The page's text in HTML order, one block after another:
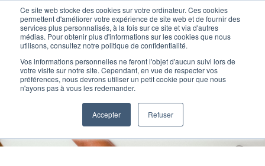
Ce site web stocke des cookies sur votre ordinateur. Ces cookies
permettent d'améliorer votre expérience de site web et de fournir des
services plus personnalisés, à la fois sur ce site et via d'autres
médias. Pour obtenir plus d'informations sur les cookies que nous
utilisons, consultez notre politique de confidentialité.
Vos informations personnelles ne feront l'objet d'aucun suivi lors de
votre visite sur notre site. Cependant, en vue de respecter vos
préférences, nous devrons utiliser un petit cookie pour que nous
n'ayons pas à vous les redemander.
Accepter Refuser
Passer
contenu
Nos offres
Formation
Nos clients
Cahier de vacances RH 2026
téléchargeable